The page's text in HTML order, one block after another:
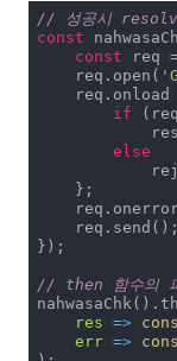
// 성공시
const
const req
    req.open(
req.onload
if
else
    };
    req.send();
});
// then 함수의
res =>
err =>